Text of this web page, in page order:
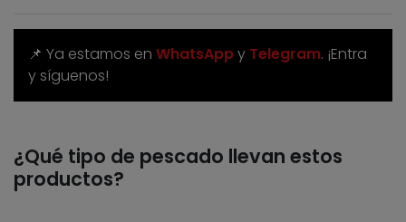
📌 Ya estamos en WhatsAppy Telegram. ¡Entra
y síguenos!
¿Qué tipo de pescado llevan estos
productos?